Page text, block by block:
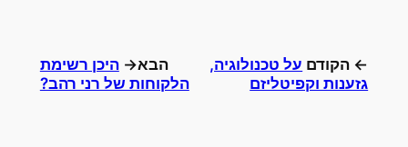
← הקודם על טכנולוגיה,
גזענות וקפיטליזם
הבא→ היכן רשימת
הלקוחות של רני רהב?